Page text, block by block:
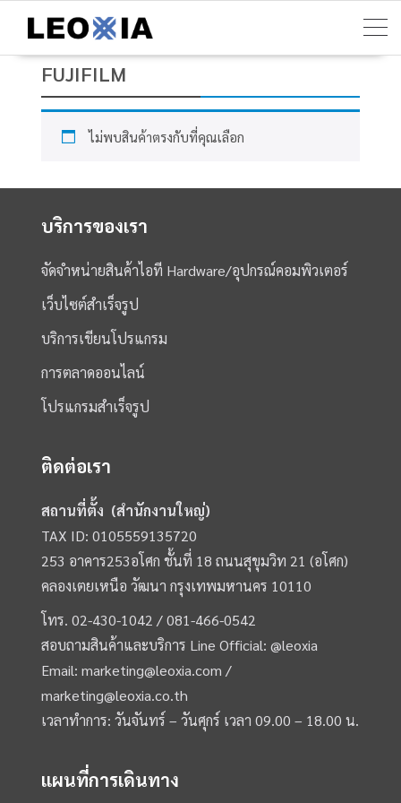
content
FUJIFILM
ไม่พบสินค้าตรงกับที่คุณเลือก
บริการของเรา
จัดจำหน่ายสินค้าไอที Hardware/อุปกรณ์คอมพิวเตอร์
เว็บไซต์สำเร็จรูป
บริการเขียนโปรแกรม
การตลาดออนไลน์
โปรแกรมสำเร็จรูป
ติดต่อเรา
สถานที่ตั้ง (สำนักงานใหญ่)
TAX ID: 0105559135720
253 อาคาร253อโศก ชั้นที่ 18 ถนนสุขุมวิท 21 (อโศก)
คลองเตยเหนือ วัฒนา กรุงเทพมหานคร 10110
โทร.02-430-1042 /081-466-0542
สอบถามสินค้าและบริการ Line Official:@leoxia
Email:marketing@leoxia.com /
marketing@leoxia.co.th
เวลาทำการ: วันจันทร์ – วันศุกร์ เวลา 09.00 – 18.00 น.
แผนที่การเดินทาง